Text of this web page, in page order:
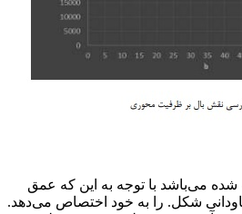
می‌باشد با توجه به این که عمق
شکل. را به خود اختصاص می‌دهد.